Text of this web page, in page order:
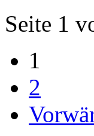
Seite 1
1
2